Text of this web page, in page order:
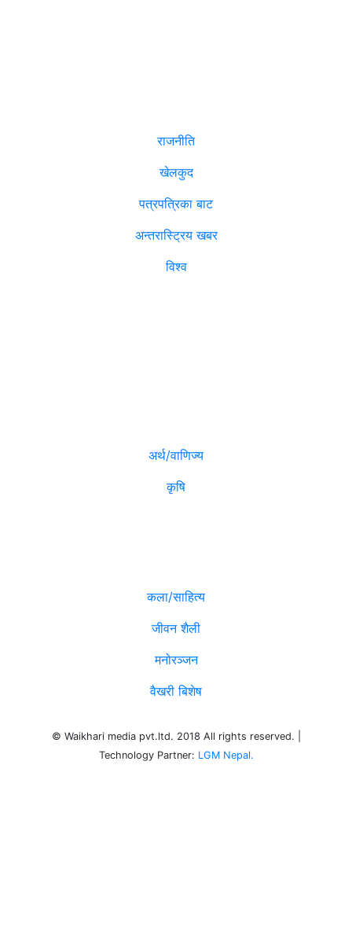
राजनीति
खेलकुद
पत्रपत्रिका बाट
अन्तरास्ट्रिय खबर
विश्व
अर्थ/वाणिज्य
कृषि
कला/साहित्य
जीवन शैली
मनोरञ्जन
वैखरी बिशेष
© Waikhari media pvt.ltd. 2018 All rights reserved. |
Technology Partner: LGM Nepal.